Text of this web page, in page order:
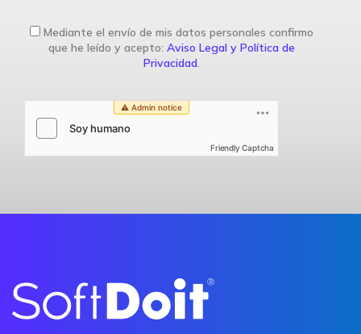
Mediante el envío de mis datos personales confirmo
que he leído y acepto: Aviso Legal y Política de
Privacidad.
Friendly Captcha